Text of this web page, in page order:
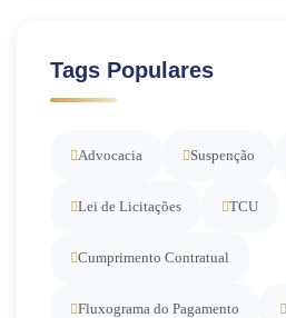
Tags Populares
Advocacia Suspenção
Lei de Licitações TCU
Cumprimento Contratual
Fluxograma do Pagamento